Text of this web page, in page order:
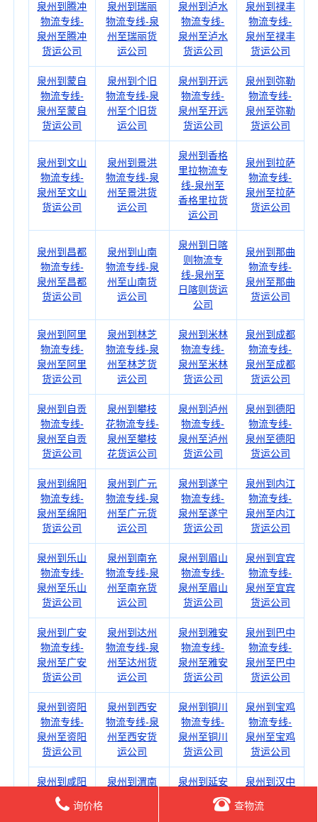
泉州到腾冲
物流专线-
泉州至腾冲
货运公司
泉州到瑞丽
物流专线-泉
州至瑞丽货
运公司
泉州到泸水
物流专线-
泉州至泸水
货运公司
泉州到禄丰
物流专线-
泉州至禄丰
货运公司
泉州到蒙自
物流专线-
泉州至蒙自
货运公司
泉州到个旧
物流专线-泉
州至个旧货
运公司
泉州到开远
物流专线-
泉州至开远
货运公司
泉州到弥勒
物流专线-
泉州至弥勒
货运公司
泉州到文山
物流专线-
泉州至文山
货运公司
泉州到景洪
物流专线-泉
州至景洪货
运公司
泉州到香格
里拉物流专
线-泉州至
香格里拉货
运公司
泉州到拉萨
物流专线-
泉州至拉萨
货运公司
泉州到昌都
物流专线-
泉州至昌都
货运公司
泉州到山南
物流专线-泉
州至山南货
运公司
泉州到日喀
则物流专
线-泉州至
日喀则货运
公司
泉州到那曲
物流专线-
泉州至那曲
货运公司
泉州到阿里
物流专线-
泉州至阿里
货运公司
泉州到林芝
物流专线-泉
州至林芝货
运公司
泉州到米林
物流专线-
泉州至米林
货运公司
泉州到成都
物流专线-
泉州至成都
货运公司
泉州到自贡
物流专线-
泉州至自贡
货运公司
泉州到攀枝
花物流专线-
泉州至攀枝
花货运公司
泉州到泸州
物流专线-
泉州至泸州
货运公司
泉州到德阳
物流专线-
泉州至德阳
货运公司
泉州到绵阳
物流专线-
泉州至绵阳
货运公司
泉州到广元
物流专线-泉
州至广元货
运公司
泉州到遂宁
物流专线-
泉州至遂宁
货运公司
泉州到内江
物流专线-
泉州至内江
货运公司
泉州到乐山
物流专线-
泉州至乐山
货运公司
泉州到南充
物流专线-泉
州至南充货
运公司
泉州到眉山
物流专线-
泉州至眉山
货运公司
泉州到宜宾
物流专线-
泉州至宜宾
货运公司
泉州到广安
物流专线-
泉州至广安
货运公司
泉州到达州
物流专线-泉
州至达州货
运公司
泉州到雅安
物流专线-
泉州至雅安
货运公司
泉州到巴中
物流专线-
泉州至巴中
货运公司
泉州到资阳
物流专线-
泉州至资阳
货运公司
泉州到西安
物流专线-泉
州至西安货
运公司
泉州到铜川
物流专线-
泉州至铜川
货运公司
泉州到宝鸡
物流专线-
泉州至宝鸡
货运公司
泉州到咸阳
物流专线-
泉州至咸阳
泉州到渭南
泉州到延安
物流专线-
泉州至延安
泉州到汉中
泉州至汉中
询价格 查物流